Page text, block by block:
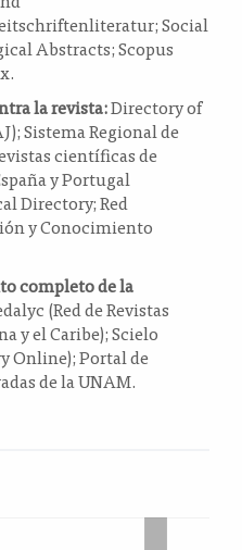
Social
Abstracts; Scopus
la revista:Directory of
Sistema Regional de
científicas de
y Portugal
Directory; Red
y Conocimiento
completo de la
(Red de Revistas
y el Caribe); Scielo
Online); Portal de
de la UNAM.